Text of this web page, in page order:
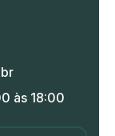
às 18:00